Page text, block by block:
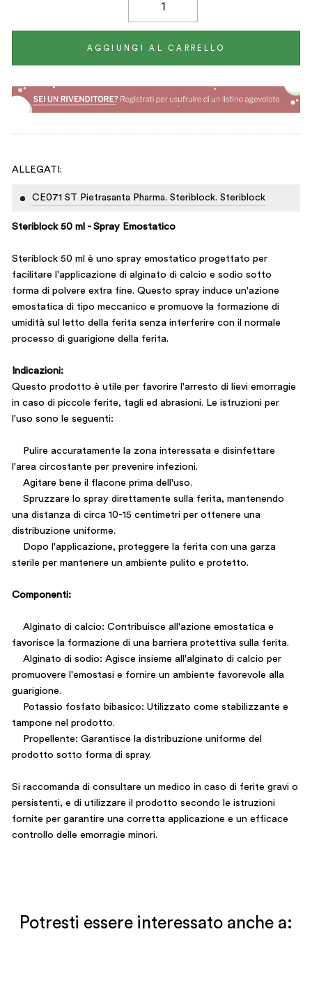
AGGIUNGI AL CARRELLO
ALLEGATI:
CE071 ST Pietrasanta Pharma. Steriblock. Steriblock
Steriblock 50 ml - Spray Emostatico
Steriblock 50 ml è uno spray emostatico progettato per
facilitare l'applicazione di alginato di calcio e sodio sotto
forma di polvere extra fine. Questo spray induce un'azione
emostatica di tipo meccanico e promuove la formazione di
umidità sul letto della ferita senza interferire con il normale
processo di guarigione della ferita.
Indicazioni:
Questo prodotto è utile per favorire l'arresto di lievi emorragie
in caso di piccole ferite, tagli ed abrasioni. Le istruzioni per
l'uso sono le seguenti:
Pulire accuratamente la zona interessata e disinfettare
l'area circostante per prevenire infezioni.
Agitare bene il flacone prima dell'uso.
Spruzzare lo spray direttamente sulla ferita, mantenendo
una distanza di circa 10-15 centimetri per ottenere una
distribuzione uniforme.
Dopo l'applicazione, proteggere la ferita con una garza
sterile per mantenere un ambiente pulito e protetto.
Componenti:
Alginato di calcio: Contribuisce all'azione emostatica e
favorisce la formazione di una barriera protettiva sulla ferita.
Alginato di sodio: Agisce insieme all'alginato di calcio per
promuovere l'emostasi e fornire un ambiente favorevole alla
guarigione.
Potassio fosfato bibasico: Utilizzato come stabilizzante e
tampone nel prodotto.
Propellente: Garantisce la distribuzione uniforme del
prodotto sotto forma di spray.
Si raccomanda di consultare un medico in caso di ferite gravi o
persistenti, e di utilizzare il prodotto secondo le istruzioni
fornite per garantire una corretta applicazione e un efficace
controllo delle emorragie minori.
Potresti essere interessato anche a: